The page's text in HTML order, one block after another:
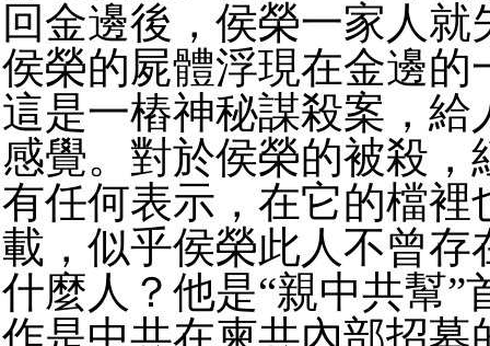
回金邊後，侯榮一家人就
侯榮的屍體浮現在金邊的
這是一樁神秘謀殺案，給
感覺。對於侯榮的被殺，
有任何表示，在它的檔裡
載，似乎侯榮此人不曾存
什麼人？他是“親中共幫”